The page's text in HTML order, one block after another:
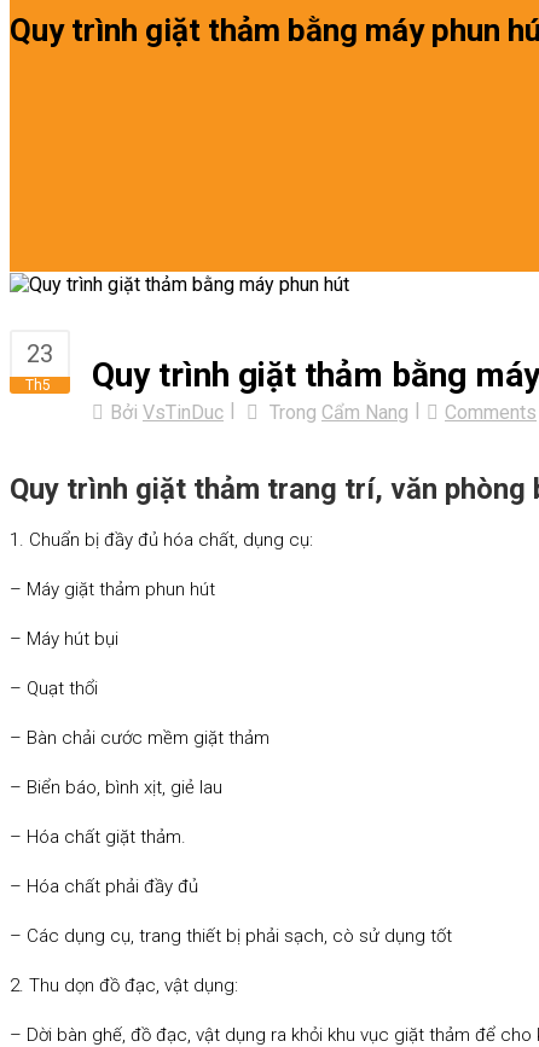
Quy trình giặt thảm bằng máy phun
23
Th5 Quy trình giặt thảm bằng
Bởi VsTinDuc Trong Cẩm Nang Comments
Quy trình giặt thảm trang trí, văn phòng
1. Chuẩn bị đầy đủ hóa chất, dụng cụ:
– Máy giặt thảm phun hút
– Máy hút bụi
– Quạt thổi
– Bàn chải cước mềm giặt thảm
– Biển báo, bình xịt, giẻ lau
– Hóa chất giặt thảm.
– Hóa chất phải đầy đủ
– Các dụng cụ, trang thiết bị phải sạch, cò sử dụng tốt
2. Thu dọn đồ đạc, vật dụng:
– Dời bàn ghế, đồ đạc, vật dụng ra khỏi khu vục giặt thảm để